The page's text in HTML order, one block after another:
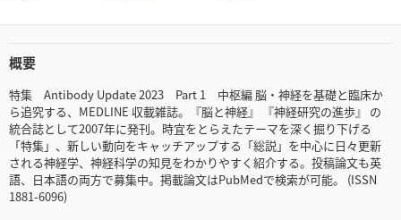
概要
特集 Antibody Update 2023 Part 1 中枢編 脳・神経を基礎と臨床か
ら追究する、MEDLINE 収載雑誌。『脳と神経』 『神経研究の進歩』 の
統合誌として2007年に発刊。時宜をとらえたテーマを深く掘り下げる
「特集」、新しい動向をキャッチアップする「総説」を中心に日々更新
される神経学、神経科学の知見をわかりやすく紹介する。投稿論文も英
語、日本語の両方で募集中。掲載論文はPubMedで検索が可能。 (ISSN
1881-6096)